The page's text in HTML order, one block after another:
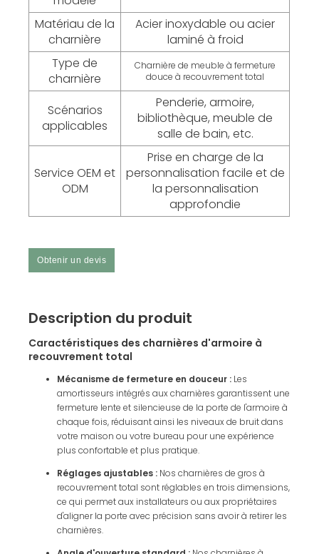
Matériau de la
charnière
Acier inoxydable ou acier
laminé à froid
Type de
charnière
Charnière de meuble à fermeture
douce à recouvrement total
Scénarios
applicables
Penderie, armoire,
bibliothèque, meuble de
salle de bain, etc.
Service OEM et
ODM
Prise en charge de la
personnalisation facile et de
la personnalisation
approfondie
Obtenir un devis
Description du produit
Caractéristiques des charnières d'armoire à
recouvrement total
Mécanisme de fermeture en douceur : Les
amortisseurs intégrés aux charnières garantissent une
fermeture lente et silencieuse de la porte de l'armoire à
chaque fois, réduisant ainsi les niveaux de bruit dans
votre maison ou votre bureau pour une expérience
plus confortable et plus pratique.
Réglages ajustables : Nos charnières de gros à
recouvrement total sont réglables en trois dimensions,
ce qui permet aux installateurs ou aux propriétaires
d'aligner la porte avec précision sans avoir à retirer les
charnières.